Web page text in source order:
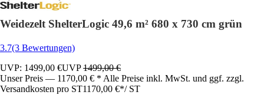
Weidezelt ShelterLogic 49,6 m² 680 x 730 cm grün
3.7(3 Bewertungen)
UVP: 1499,00 €UVP1499,00 €
Unser Preis — 1170,00 € * Alle Preise inkl. MwSt. und ggf. zzgl.
Versandkosten pro ST1170,00 €*/ ST